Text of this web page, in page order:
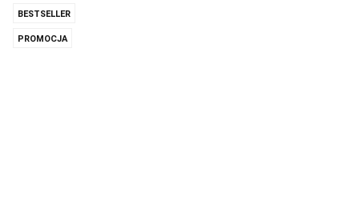
BESTSELLER
PROMOCJA